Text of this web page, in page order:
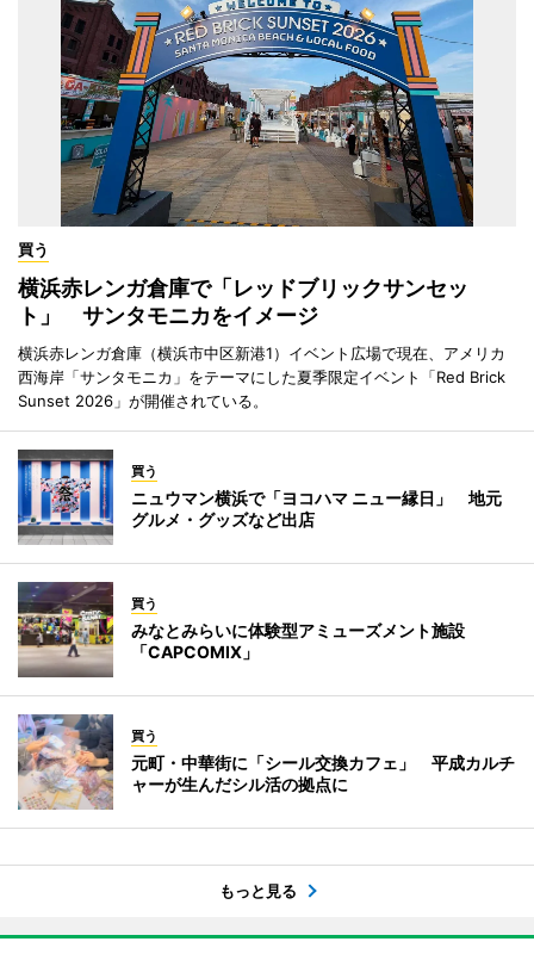
買う
横浜赤レンガ倉庫で「レッドブリックサンセッ
ト」 サンタモニカをイメージ
横浜赤レンガ倉庫（横浜市中区新港1）イベント広場で現在、アメリカ
西海岸「サンタモニカ」をテーマにした夏季限定イベント「Red Brick
Sunset 2026」が開催されている。
買う
ニュウマン横浜で「ヨコハマ ニュー縁日」 地元
グルメ・グッズなど出店
買う
みなとみらいに体験型アミューズメント施設
「CAPCOMIX」
買う
元町・中華街に「シール交換カフェ」 平成カルチ
ャーが生んだシル活の拠点に
もっと見る